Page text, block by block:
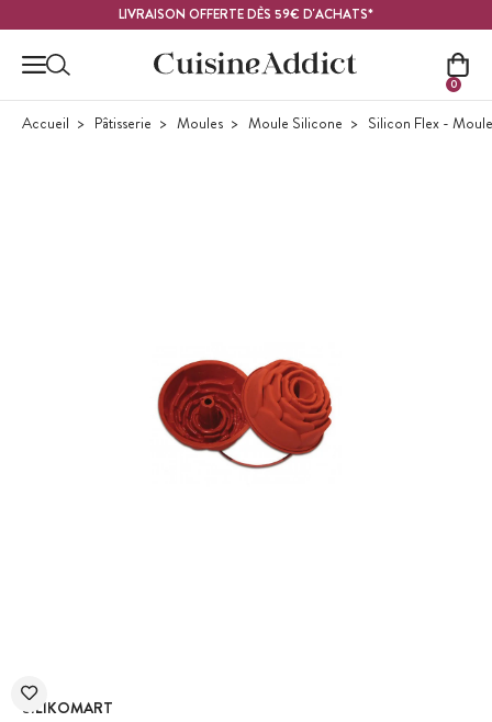
LIVRAISON OFFERTE DÈS 59€ D'ACHATS*
0
Accueil Pâtisserie Moules Moule Silicone Silicon Flex -
SILIKOMART